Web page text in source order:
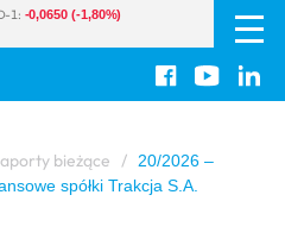
1: -0,0650 (-1,80%) PL
EN
bieżące /
20/2026 –
spółki Trakcja S.A.